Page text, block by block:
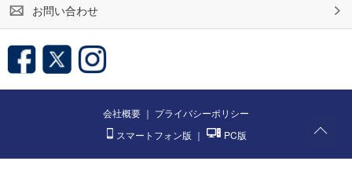
お問い合わせ
会社概要 ｜ プライバシーポリシー
スマートフォン版 ｜ PC版